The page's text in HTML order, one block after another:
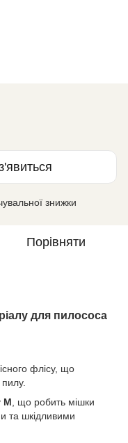
знижки
Порівняти
для пилососа
флісу, що
М, що робить мішки
та шкідливими